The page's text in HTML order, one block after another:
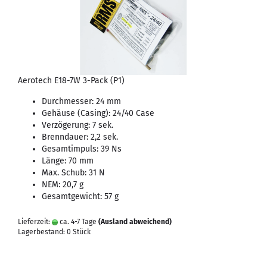
Aerotech E18-7W 3-Pack (P1)
Durchmesser: 24 mm
Gehäuse (Casing): 24/40 Case
Verzögerung: 7 sek.
Brenndauer: 2,2 sek.
Gesamtimpuls: 39 Ns
Länge: 70 mm
Max. Schub: 31 N
NEM: 20,7 g
Gesamtgewicht: 57 g
Lieferzeit: ca. 4-7 Tage (Ausland abweichend)
Lagerbestand: 0 Stück